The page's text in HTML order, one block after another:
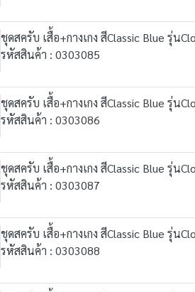
ชุดสครับ เสื้อ+กางเกง สีClassic Blue รุ่น
รหัสสินค้า : 0303085
ชุดสครับ เสื้อ+กางเกง สีClassic Blue รุ่น
รหัสสินค้า : 0303086
ชุดสครับ เสื้อ+กางเกง สีClassic Blue รุ่น
รหัสสินค้า : 0303087
ชุดสครับ เสื้อ+กางเกง สีClassic Blue รุ่น
รหัสสินค้า : 0303088